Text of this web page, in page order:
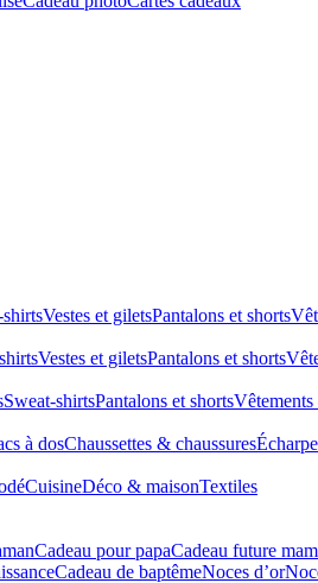
Vestes et giletsPantalons et shorts
Vestes et giletsPantalons et shorts
Sweat-shirtsPantalons et shortsVêtements
à dosChaussettes & chaussures
CuisineDéco & maisonTextiles
Cadeau pour papaCadeau future
Cadeau de baptêmeNoces d’or